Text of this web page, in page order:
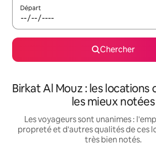
Départ
Chercher
Birkat Al Mouz : les locations
les mieux notées
Les voyageurs sont unanimes :
propreté et d'autres qualités de ces
très bien notés.